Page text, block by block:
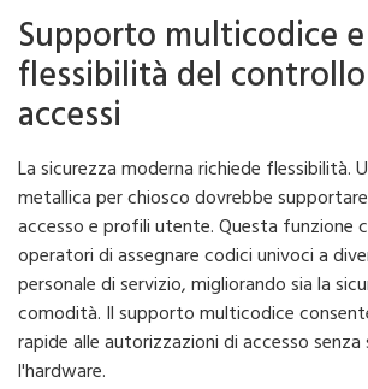
Supporto multicodice e
flessibilità del
accessi
La sicurezza moderna richiede flessibilità.
metallica per chiosco dovrebbe
accesso e profili utente. Questa funzione
operatori di assegnare codici univoci a
personale di servizio, migliorando sia la
comodità. Il supporto multicodice
rapide alle autorizzazioni di accesso
l'hardware.